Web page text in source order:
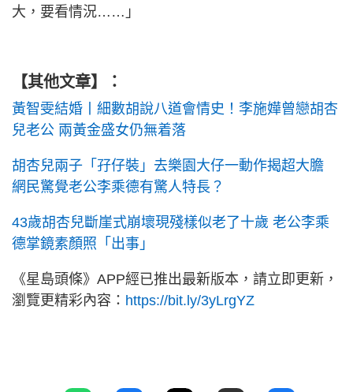
大，要看情況……」
【其他文章】：
黃智雯結婚丨細數胡說八道會情史！李施嬅曾戀胡杏
兒老公 兩黃金盛女仍無着落
胡杏兒兩子「孖仔裝」去樂園大仔一動作揭超大膽
網民驚覺老公李乘德有驚人特長？
43歲胡杏兒斷崖式崩壞現殘樣似老了十歲 老公李乘
德掌鏡素顏照「出事」
《星島頭條》APP經已推出最新版本，請立即更新，
瀏覽更精彩內容： https://bit.ly/3yLrgYZ